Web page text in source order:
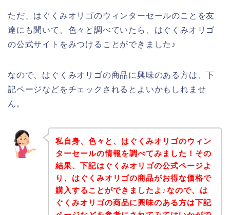
ただ、はぐくみオリゴのウィンターセールのことを友
達にも聞いて、色々と調べていたら、はぐくみオリゴ
の公式サイトをみつけることができました♪
なので、はぐくみオリゴの商品に興味のある方は、下
記ページなどをチェックされるとよいかもしれませ
ん。
私自身、色々と、はぐくみオリゴのウィン
ターセールの情報を調べてみました！その
結果、下記はぐくみオリゴの公式ページよ
り、はぐくみオリゴの商品がお得な価格で
購入することができましたよ♪なので、は
ぐくみオリゴの商品に興味のある方は下記